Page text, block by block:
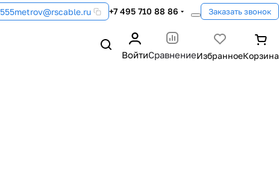
555metrov@rscable.ru +7 495 710 88 86 Заказать звонок
ВойтиСравнение